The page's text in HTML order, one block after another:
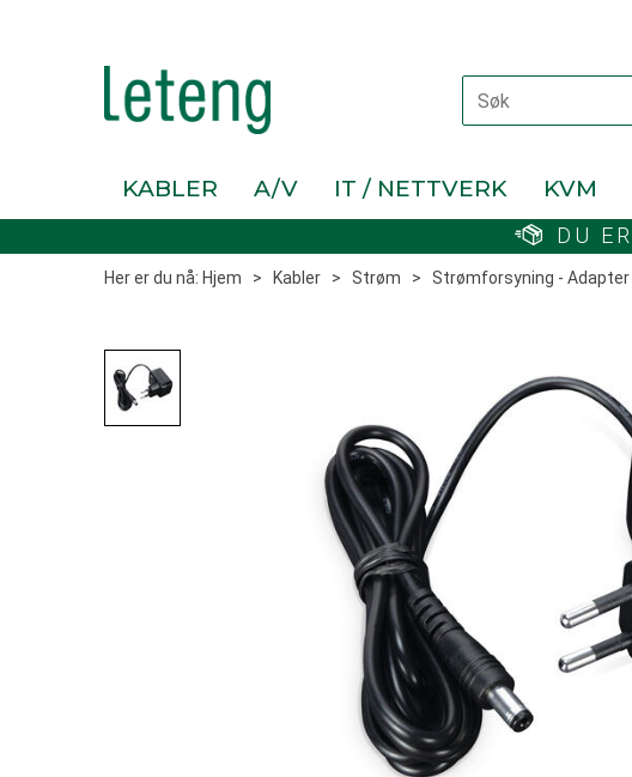
KABLER A/V IT / NETTVERK KVM
DU
Her er du nå: Hjem > Kabler > Strøm > Strømforsyning - Adapter